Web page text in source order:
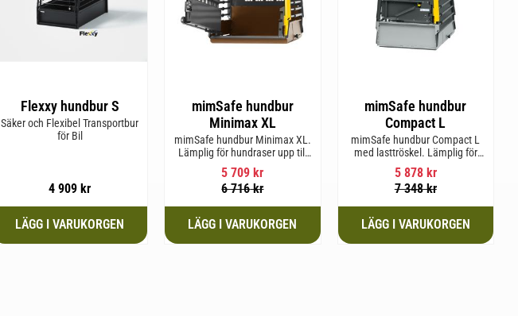
Flexxy hundbur S
Säker och Flexibel Transportbur
för Bil
4 909 kr
mimSafe hundbur
Minimax XL
mimSafe hundbur Minimax XL.
Lämplig för hundraser upp till
38 cm i mankhöjd.
5 709 kr
6 716kr
mimSafe hundbur
Compact L
mimSafe hundbur Compact L
med lasttröskel. Lämplig för
hundraser upp till 58 cm i
mankhöjd.
5 878kr
7 348kr